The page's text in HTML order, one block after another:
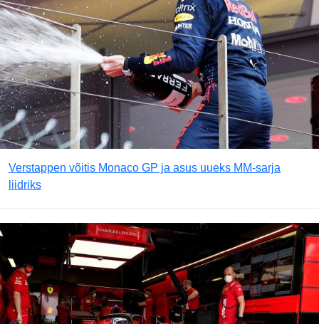
Verstappen võitis Monaco GP ja asus uueks MM-sarja
liidriks